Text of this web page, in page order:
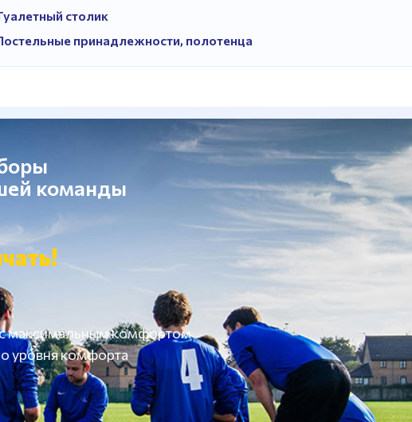
столик
принадлежности, полотенца
команды
максимальным комфортом
уровня комфорта